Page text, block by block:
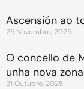
Ascensión ao
25 Novembro, 2025
O concello de
unha nova
21 Outubro, 2025